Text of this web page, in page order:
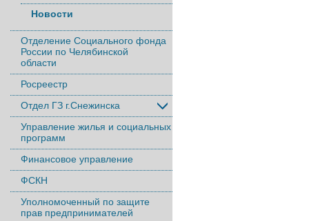
Новости
Отделение Социального фонда
России по Челябинской
области
Росреестр
Отдел ГЗ г.Снежинска
Управление жилья и социальных
программ
Финансовое управление
ФСКН
Уполномоченный по защите
прав предпринимателей